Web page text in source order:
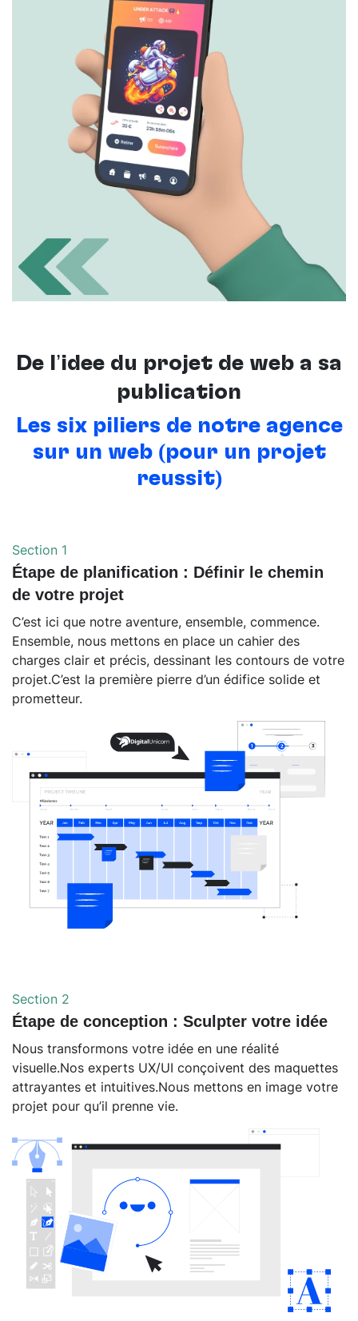
De l’idée du projet de web à sa
publication
Les six piliers de notre agence
sur un web (pour un projet
réussit)
Section 1
Étape de planification : Définir le chemin
de votre projet
C’est ici que notre aventure, ensemble, commence.
Ensemble, nous mettons en place un cahier des
charges clair et précis, dessinant les contours de votre
projet.C’est la première pierre d’un édifice solide et
prometteur.
Section 2
Étape de conception : Sculpter votre idée
Nous transformons votre idée en une réalité
visuelle.Nos experts UX/UI conçoivent des maquettes
attrayantes et intuitives.Nous mettons en image votre
projet pour qu’il prenne vie.